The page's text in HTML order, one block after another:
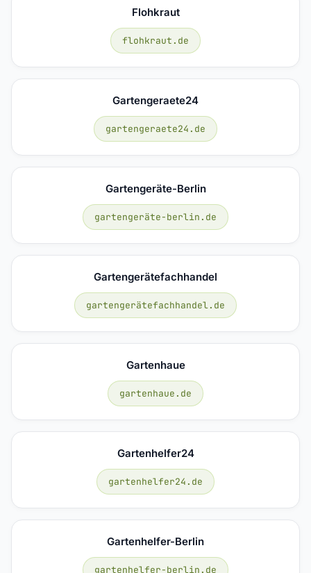
Flohkraut
flohkraut.de
Gartengeraete24
gartengeraete24.de
Gartengeräte-Berlin
gartengeräte-berlin.de
Gartengerätefachhandel
gartengerätefachhandel.de
Gartenhaue
gartenhaue.de
Gartenhelfer24
gartenhelfer24.de
Gartenhelfer-Berlin
gartenhelfer-berlin.de